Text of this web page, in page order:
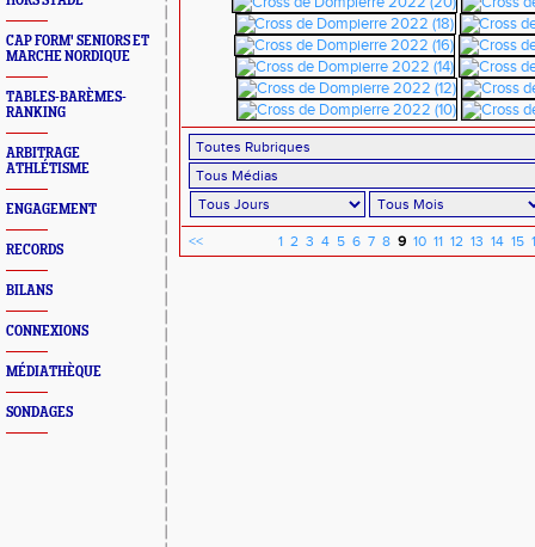
CAP FORM' SENIORS ET
MARCHE NORDIQUE
TABLES-BARÈMES-
RANKING
ARBITRAGE
ATHLÉTISME
ENGAGEMENT
RECORDS
BILANS
CONNEXIONS
MÉDIATHÈQUE
SONDAGES
<< 1 2 3 4 5 6 7 8 9 10 11 12 13 14 15